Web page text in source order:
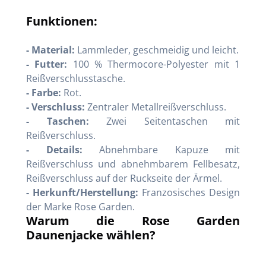
Funktionen:
- Material: Lammleder, geschmeidig und leicht.
- Futter: 100 % Thermocore-Polyester mit 1
Reißverschlusstasche.
- Farbe: Rot.
- Verschluss: Zentraler Metallreißverschluss.
- Taschen: Zwei Seitentaschen mit
Reißverschluss.
- Details: Abnehmbare Kapuze mit
Reißverschluss und abnehmbarem Fellbesatz,
Reißverschluss auf der Ruckseite der Ärmel.
- Herkunft/Herstellung: Franzosisches Design
der Marke Rose Garden.
Warum die Rose Garden
Daunenjacke wählen?